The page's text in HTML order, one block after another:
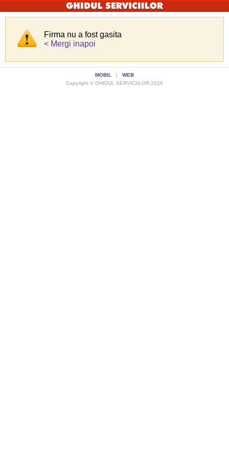
Firma nu a fost gasita
< Mergi inapoi
MOBIL | WEB
Copyright © GHIDUL SERVICIILOR 2026